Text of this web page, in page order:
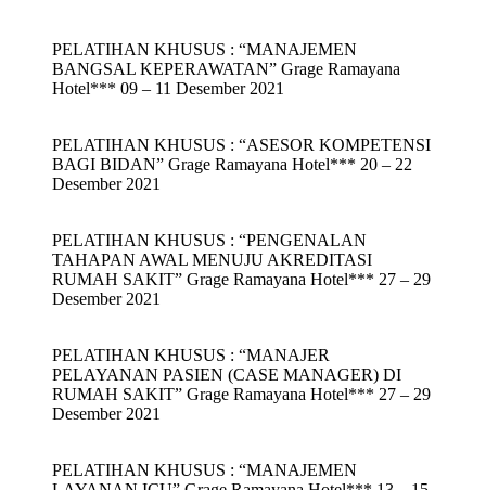
PELATIHAN KHUSUS : “MANAJEMEN
BANGSAL KEPERAWATAN” Grage Ramayana
Hotel*** 09 – 11 Desember 2021
PELATIHAN KHUSUS : “ASESOR KOMPETENSI
BAGI BIDAN” Grage Ramayana Hotel*** 20 – 22
Desember 2021
PELATIHAN KHUSUS : “PENGENALAN
TAHAPAN AWAL MENUJU AKREDITASI
RUMAH SAKIT” Grage Ramayana Hotel*** 27 – 29
Desember 2021
PELATIHAN KHUSUS : “MANAJER
PELAYANAN PASIEN (CASE MANAGER) DI
RUMAH SAKIT” Grage Ramayana Hotel*** 27 – 29
Desember 2021
PELATIHAN KHUSUS : “MANAJEMEN